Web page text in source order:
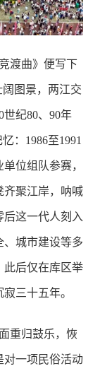
渡曲》便写下
图景，两江交
纪80、90年
：1986至1991
位组队参赛，
齐聚江岸，呐喊
这一代人刻入
、城市建设等多
此后仅在库区举
三十五年。
重归鼓乐，恢
对一项民俗活动